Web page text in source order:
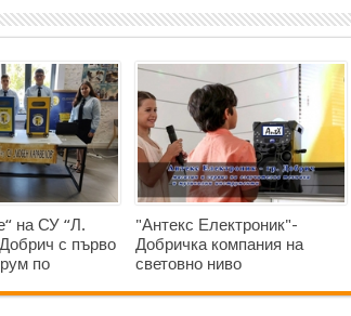
на СУ “Л.
с първо
по
"Антекс Електроник"-
Добричка компания на
световно ниво